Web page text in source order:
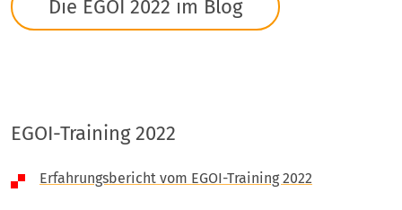
Die EGOI 2022 im Blog
EGOI-Training 2022
Erfahrungsbericht vom EGOI-Training 2022